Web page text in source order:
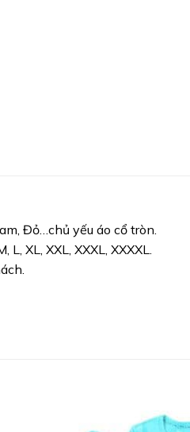
Đỏ…chủ yếu áo cổ tròn.
XL, XXL, XXXL, XXXXL.